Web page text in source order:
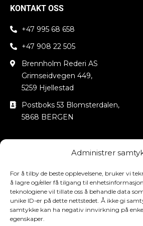
Administrer
For å tilby de beste opplevelsene, bruker vi
å lagre og/eller få tilgang til
teknologiene vil tillate oss å behandle data
unike ID-er på dette nettstedet. Å ikke gi
samtykke kan ha negativ innvirkning på
egenskaper.
KONTAKT OSS
+47 995 68 658
+47 908 22 505
Brennholm Rederi AS
Grimseidvegen 449,
5259 Hjellestad
Postboks 53 Blomsterdalen,
5868 BERGEN
Email